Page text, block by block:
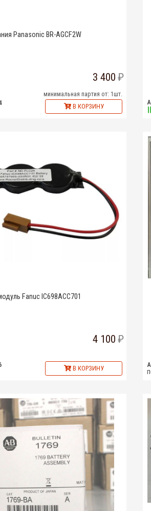
Panasonic BR-AGCF2W
3 400
минимальная партия от: 1шт.
В КОРЗИНУ
Fanuc IC698ACC701
4 100
В КОРЗИНУ